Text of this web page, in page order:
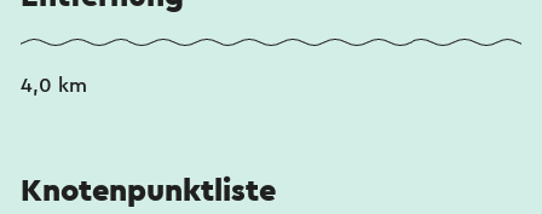
4,0 km
Knotenpunktliste